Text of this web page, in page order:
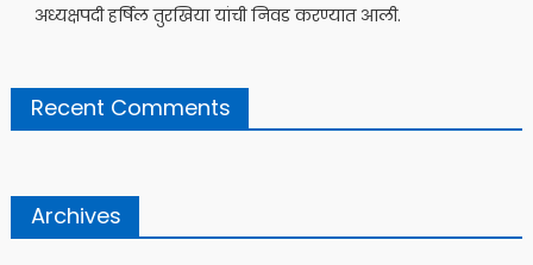
अध्यक्षपदी हर्षिल तुरखिया यांची निवड करण्यात आली.
Recent Comments
Archives